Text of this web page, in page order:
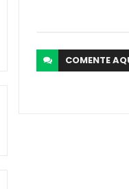
COMENTE